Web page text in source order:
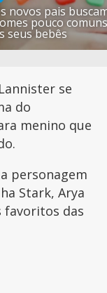
novos pais
pouco
seus bebês
se
do
menino que
personagem
Stark, Arya
favoritos das